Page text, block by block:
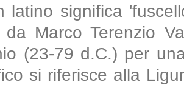
latino significa
da Marco Terenzio
(23-79 d.C.) per
si riferisce alla